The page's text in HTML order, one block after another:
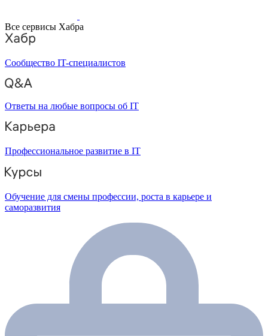
Все сервисы Хабра
Сообщество IT-специалистов
Ответы на любые вопросы об IT
Профессиональное развитие в IT
Обучение для смены профессии, роста в карьере и
саморазвития